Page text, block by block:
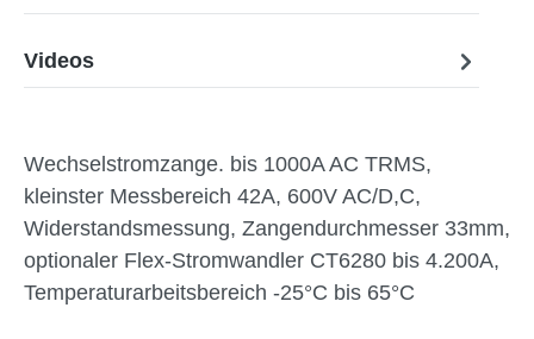
Videos
Wechselstromzange. bis 1000A AC TRMS,
kleinster Messbereich 42A, 600V AC/D,C,
Widerstandsmessung, Zangendurchmesser 33mm,
optionaler Flex-Stromwandler CT6280 bis 4.200A,
Temperaturarbeitsbereich -25°C bis 65°C